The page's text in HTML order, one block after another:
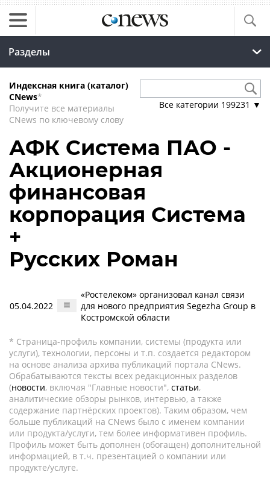
Разделы
Индексная книга (каталог)
CNews*
Получите все материалы
CNews по ключевому слову
Все категории 199231 ▼
АФК Система ПАО -
Акционерная
финансовая
корпорация Система
+
Русских Роман
05.04.2022
«Ростелеком» организовал канал связи
для нового предприятия Segezha Group в
Костромской области
* Страница-профиль компании, системы (продукта или
услуги), технологии, персоны и т.п. создается редактором
на основе анализа архива публикаций портала CNews.
Обрабатываются тексты всех редакционных разделов
(новости, включая "Главные новости", статьи,
аналитические обзоры рынков, интервью, а также
содержание партнёрских проектов). Таким образом, чем
больше публикаций на CNews было с именем компании
или продукта/услуги, тем более информативен профиль.
Профиль может быть дополнен (обогащен) дополнительной
информацией, в т.ч. презентацией о компании или
продукте/услуге.